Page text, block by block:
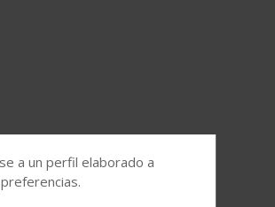
a un perfil elaborado a